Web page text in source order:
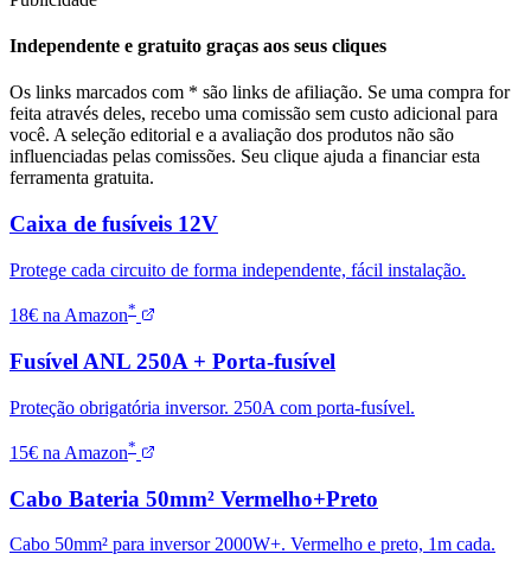
Independente e gratuito graças aos seus cliques
Os links marcados com * são links de afiliação. Se uma compra for
feita através deles, recebo uma comissão sem custo adicional para
você. A seleção editorial e a avaliação dos produtos não são
influenciadas pelas comissões. Seu clique ajuda a financiar esta
ferramenta gratuita.
Caixa de fusíveis 12V
Protege cada circuito de forma independente, fácil instalação.
18€ na Amazon*
Fusível ANL 250A + Porta-fusível
Proteção obrigatória inversor. 250A com porta-fusível.
15€ na Amazon*
Cabo Bateria 50mm² Vermelho+Preto
Cabo 50mm² para inversor 2000W+. Vermelho e preto, 1m cada.